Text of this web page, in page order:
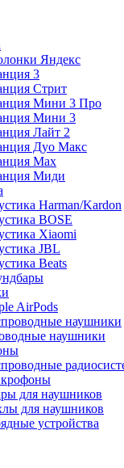
Яндекс
3
Стрит
Мини 3 Про
Мини 3
Лайт 2
Дуо Макс
Max
Миди
Harman/Kardon
BOSE
Xiaomi
JBL
Beats
AirPods
наушники
наушники
для наушников
для наушников
устройства